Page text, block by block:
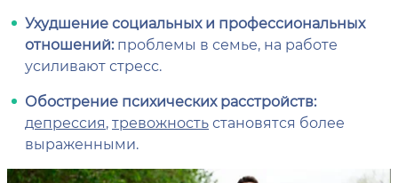
Ухудшение социальных и профессиональных
отношений:проблемы в семье, на работе
усиливают стресс.
Обострение психических расстройств:
депрессия,тревожностьстановятся более
выраженными.